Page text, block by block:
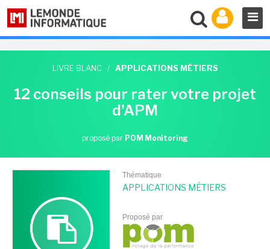
LIVRE BLANC / APPLICATIONS MÉTIERS
12 conseils pour rater votre projet
d'APM
proposé par POM Monitoring
Thématique
APPLICATIONS MÉTIERS
Proposé par